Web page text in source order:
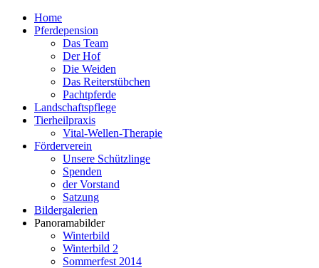
Home
Pferdepension
Das Team
Der Hof
Die Weiden
Das Reiterstübchen
Pachtpferde
Landschaftspflege
Tierheilpraxis
Vital-Wellen-Therapie
Förderverein
Unsere Schützlinge
Spenden
der Vorstand
Satzung
Bildergalerien
Panoramabilder
Winterbild
Winterbild 2
Sommerfest 2014